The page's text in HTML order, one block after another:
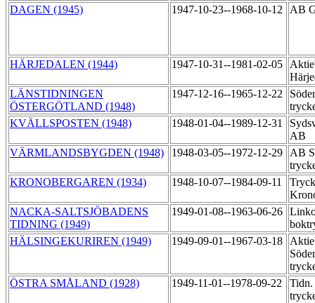
DAGEN (1945) 1947-10-23--1968-10-12 AB
HÄRJEDALEN (1944) 1947-10-31--1981-02-05
LÄNSTIDNINGEN
ÖSTERGÖTLAND (1948)
1947-12-16--1965-12-22
KVÄLLSPOSTEN (1948)
1948-01-04--1989-12-31
AB
VÄRMLANDSBYGDEN (1948)
1948-03-05--1972-12-29
AB
KRONOBERGAREN (1934)
1948-10-07--1984-09-11
NACKA-SALTSJÖBADENS
TIDNING (1949)
1949-01-08--1963-06-26
HÄLSINGEKURIREN (1949)
1949-09-01--1967-03-18
ÖSTRA SMÅLAND (1928)
1949-11-01--1978-09-22
Tidn.